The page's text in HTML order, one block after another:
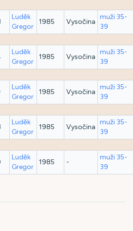
Luděk
Gregor
1985 Vysočina
muži 35-
39
Luděk
Gregor
1985 Vysočina
muži 35-
39
Luděk
Gregor
1985 Vysočina
muži 35-
39
Luděk
Gregor
1985 Vysočina
muži 35-
39
Luděk
Gregor
1985 -
muži 35-
39